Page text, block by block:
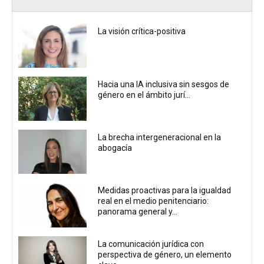
La visión crítica-positiva
Hacia una IA inclusiva sin sesgos de
género en el ámbito jurí...
La brecha intergeneracional en la
abogacía
Medidas proactivas para la igualdad
real en el medio penitenciario:
panorama general y...
La comunicación jurídica con
perspectiva de género, un elemento